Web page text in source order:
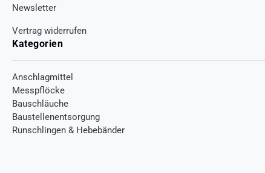
Newsletter
Vertrag widerrufen
Kategorien
Anschlagmittel
Messpflöcke
Bauschläuche
Baustellenentsorgung
Runschlingen & Hebebänder